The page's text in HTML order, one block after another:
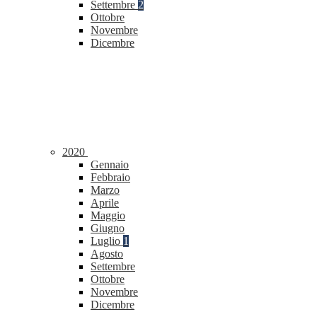
Settembre 2
Ottobre
Novembre
Dicembre
2020
Gennaio
Febbraio
Marzo
Aprile
Maggio
Giugno
Luglio 1
Agosto
Settembre
Ottobre
Novembre
Dicembre